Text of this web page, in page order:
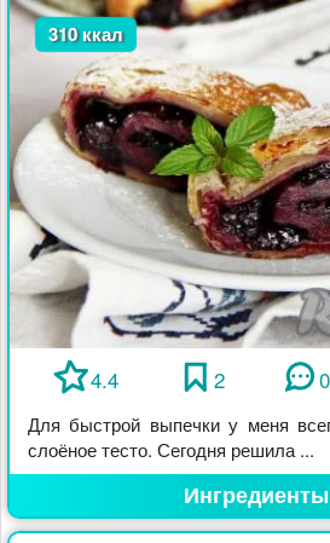
310 ккал
4.4 2 0
Для быстрой выпечки у меня
слоёное тесто. Сегодня решила ...
Ингредиенты